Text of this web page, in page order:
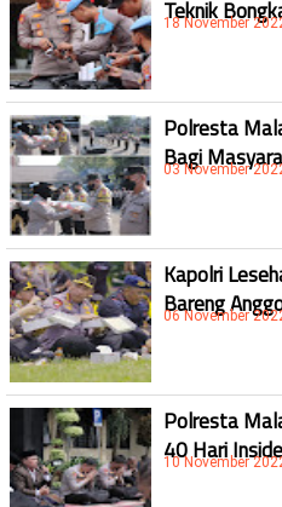
Teknik
18 November
Polresta
Bagi
03 November
Kapolri
Bareng
06 November
Polresta
40 Hari
10 November